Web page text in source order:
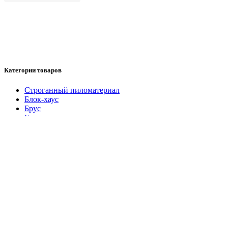
Категории товаров
Cтроганный пиломатериал
Блок-хаус
Брус
Брусок